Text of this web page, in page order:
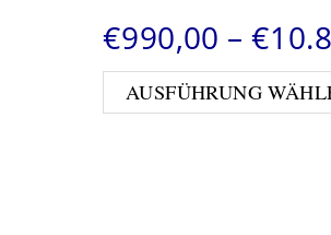
€990,00 bis
weist mehrere Varianten auf.
€990,00 –€
AUSFÜHRUNG